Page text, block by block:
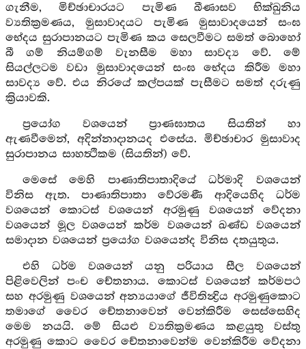
ගැනීම, මිච්ඡාචාරයට පැමිණ ඛීණාසව භික්ඛුනිය
ව්‍යතික්‍රමණය, මුසාවාදයට පැමිණ මුසාවාදයෙන් සංඝ
භේදය සුරාපානයට පැමිණ කය සෙලවීමට සමත් බොහෝ
බී ගම් නියම්ගම් වැනසීම මහා සාවද්‍ය වේ. මේ
සියල්ලටම වඩා මුසාවාදයෙන් සංඝ භේදය කිරීම මහා
සාවද්‍ය වේ. එය නිරයේ කල්පයක් පැසීමට සමත් දරුණු
ක්‍රියාවකි.
ප්‍රයෝග වශයෙන් ප්‍රාණඝාතය සියතින් හා
ඇණවීමෙන්, අදින්නාදානයද එසේය. මිච්ඡාචාර මුසාවාද
සුරාපානය සාහත්‍ථිකම (සියතින්) වේ.
මෙසේ මෙහි පාණාතිපාතාදියේ ධර්මාදි වශයෙන්
විනිස ඇත. පාණාතිපාතා වේරමණී ආදියෙහිද ධර්ම
වශයෙන් කොටස් වශයෙන් අරමුණු වශයෙන් වේදනා
වශයෙන් මූල වශයෙන් කර්ම වශයෙන් ඛණ්ඩ වශයෙන්
සමාදාන වශයෙන් ප්‍රයෝග වශයෙන්ද විනිස දතයුතුය.
එහි ධර්ම වශයෙන් යනු පරියාය සීල වශයෙන්
පිළිවෙලින් පංච චේතනාය. කොටස් වශයෙන් කර්මපථ
සහ අරමුණු වශයෙන් අන්‍යයාගේ ජීවිතින්‍ද්‍රිය අරමුණුකොට
තමාගේ වෛර චේතනාවෙන් වෙන්කිරීම සෙස්සෙහිද
මෙම නයයි. මේ සියළු ව්‍යතික්‍රමණය කළයුතු වස්තු
අරමුණු කොට වෛර චේතනාවෙන්ම වෙන්කිරීම වේදනා